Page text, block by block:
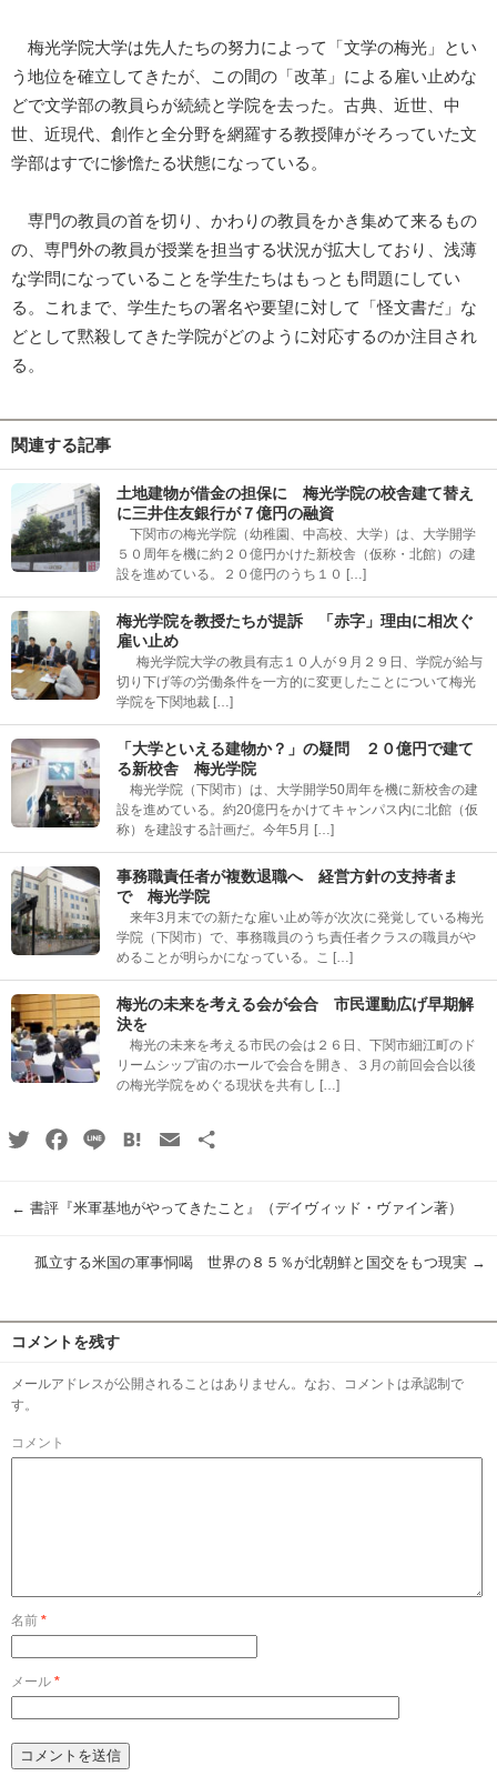
梅光学院大学は先人たちの努力によって「文学の梅光」とい
う地位を確立してきたが、この間の「改革」による雇い止めな
どで文学部の教員らが続続と学院を去った。古典、近世、中
世、近現代、創作と全分野を網羅する教授陣がそろっていた文
学部はすでに惨憺たる状態になっている。
専門の教員の首を切り、かわりの教員をかき集めて来るもの
の、専門外の教員が授業を担当する状況が拡大しており、浅薄
な学問になっていることを学生たちはもっとも問題にしてい
る。これまで、学生たちの署名や要望に対して「怪文書だ」な
どとして黙殺してきた学院がどのように対応するのか注目され
る。
関連する記事
土地建物が借金の担保に 梅光学院の校舎建て替え
に三井住友銀行が７億円の融資
下関市の梅光学院（幼稚園、中高校、大学）は、大学開学
５０周年を機に約２０億円かけた新校舎（仮称・北館）の建
設を進めている。２０億円のうち１０ […]
梅光学院を教授たちが提訴 「赤字」理由に相次ぐ
雇い止め
梅光学院大学の教員有志１０人が９月２９日、学院が給与
切り下げ等の労働条件を一方的に変更したことについて梅光
学院を下関地裁 […]
「大学といえる建物か？」の疑問 ２０億円で建て
る新校舎 梅光学院
梅光学院（下関市）は、大学開学50周年を機に新校舎の建
設を進めている。約20億円をかけてキャンパス内に北館（仮
称）を建設する計画だ。今年5月 […]
事務職責任者が複数退職へ 経営方針の支持者ま
で 梅光学院
来年3月末での新たな雇い止め等が次次に発覚している梅光
学院（下関市）で、事務職員のうち責任者クラスの職員がや
めることが明らかになっている。こ […]
梅光の未来を考える会が会合 市民運動広げ早期解
決を
梅光の未来を考える市民の会は２６日、下関市細江町のド
リームシップ宙のホールで会合を開き、３月の前回会合以後
の梅光学院をめぐる現状を共有し […]
TwitterFacebook
Line HatenaEmail
← 書評『米軍基地がやってきたこと』（デイヴィッド・ヴァイン著）
孤立する米国の軍事恫喝 世界の８５％が北朝鮮と国交をもつ現実 →
コメントを残す
メールアドレスが公開されることはありません。なお、コメントは承認制で
す。
コメント
名前 *
メール *